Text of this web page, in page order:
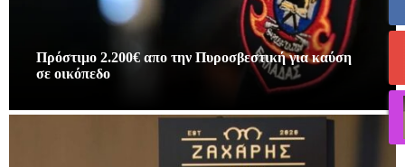
Πρόστιμο 2.200€ απο την Πυροσβεστική για καύση
σε οικόπεδο